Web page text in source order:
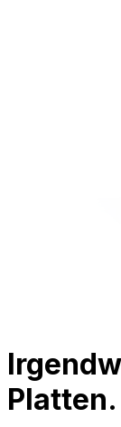
Platten.